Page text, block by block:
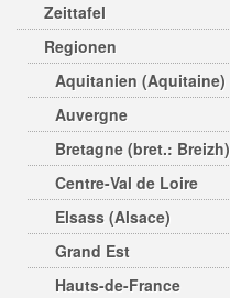
Zeittafel
Regionen
Aquitanien (Aquitaine)
Auvergne
Bretagne (bret.: Breizh)
Centre-Val de Loire
Elsass (Alsace)
Grand Est
Hauts-de-France